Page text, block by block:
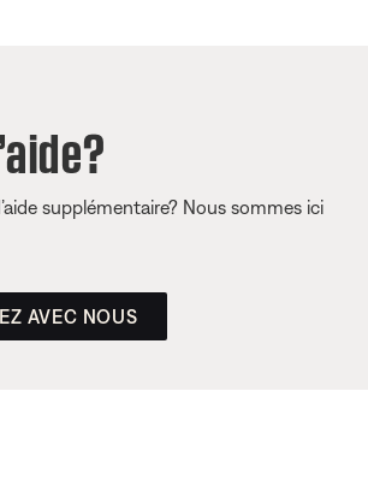
supplémentaire? Nous sommes ici
AVEC NOUS